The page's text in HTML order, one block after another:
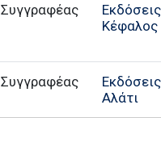
Εκδόσεις
Κέφαλος
Συγγραφέας
Εκδόσεις
Αλάτι